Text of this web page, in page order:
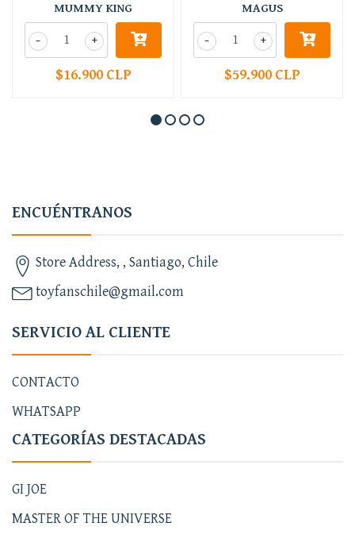
MUMMY KING
+
-
$16.900 CLP
MAGUS
+
-
$59.900 CLP
ENCUÉNTRANOS
Store Address, , Santiago, Chile
toyfanschile@gmail.com
SERVICIO AL CLIENTE
CONTACTO
WHATSAPP
CATEGORÍAS DESTACADAS
GI JOE
MASTER OF THE UNIVERSE